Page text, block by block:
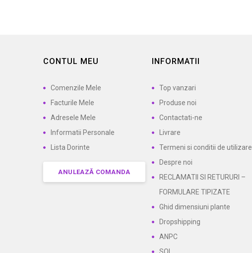
CONTUL MEU
Comenzile Mele
Facturile Mele
Adresele Mele
Informatii Personale
Lista Dorinte
ANULEAZĂ COMANDA
INFORMATII
Top vanzari
Produse noi
Contactati-ne
Livrare
Termeni si conditii de utilizare
Despre noi
RECLAMATII SI RETURURI –
FORMULARE TIPIZATE
Ghid dimensiuni plante
Dropshipping
ANPC
SOL